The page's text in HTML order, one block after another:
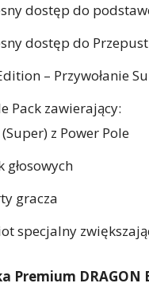
dostęp do
dostęp do
– Przywołanie
Pack zawierający:
z Power Pole
głosowych
gracza
specjalny
Premium DRAGON